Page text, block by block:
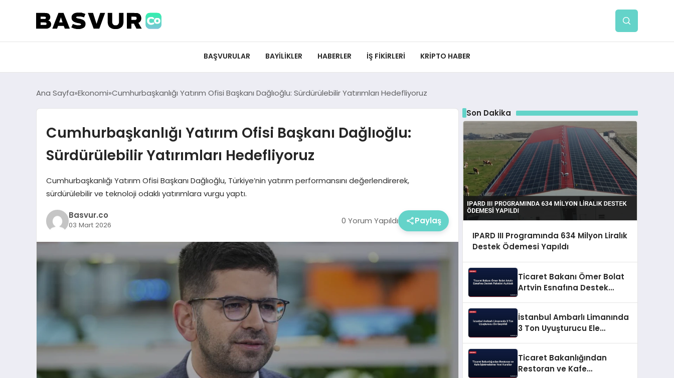
BAŞVURULAR BAYILIKLER HABERLER İŞ FIKIRLERI KRIPTO HABER
Ana Sayfa Ekonomi Cumhurbaşkanlığı Yatırım Ofisi Başkanı Dağlıoğlu: Sürdürülebilir Yatırımları Hedefliyoruz
Cumhurbaşkanlığı Yatırım Ofisi Başkanı Dağlıoğlu:
Sürdürülebilir Yatırımları Hedefliyoruz
Cumhurbaşkanlığı Yatırım Ofisi Başkanı Dağlıoğlu, Türkiye’nin yatırım performansını değerlendirerek,
sürdürülebilir ve teknoloji odaklı yatırımlara vurgu yaptı.
Basvur.co
03 Mart 2026 0 Yorum Yapıldı Paylaş
Son Dakika
IPARD III Programında 634 Milyon Liralık
Destek Ödemesi Yapıldı
Ticaret Bakanı Ömer Bolat
Artvin Esnafına Destek
İstanbul Ambarlı Limanında
3 Ton Uyuşturucu Ele
Ticaret Bakanlığından
Restoran ve Kafe